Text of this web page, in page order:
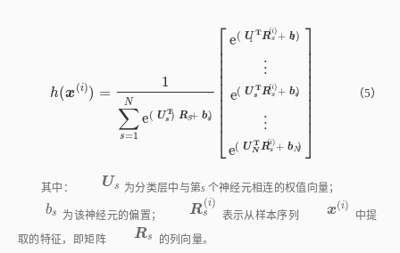
h ( )
1
∑
s=1
N
s) s
⎡
⎣
⎢⎢⎢⎢⎢⎢⎢⎢⎢⎢
1 Rs 1
⋮
s Rs s
⋮
UN Rs b N
⎤
⎦
⎥⎥⎥⎥⎥⎥⎥⎥⎥⎥
h (x i))= Us s) U1TRs ( )+b 1 TR
（5）
其中： Us
Us 为分类层中与第 个神经元相连的权值向量；
bb 为该神经元的偏置； R
( i)
s
Rs(i) 表示从样本序列 (i)
中提
取的特征，即矩阵
Rs
Rs 的列向量。